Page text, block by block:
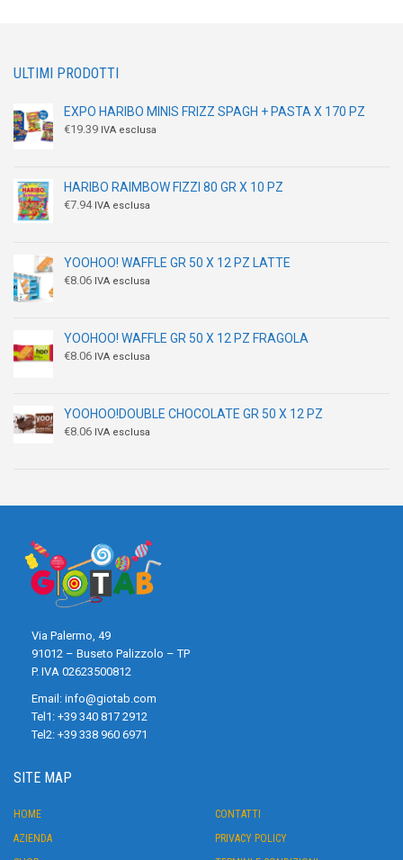
ULTIMI PRODOTTI
EXPO HARIBO MINIS FRIZZ SPAGH + PASTA X 170 PZ
€19.39 IVA esclusa
HARIBO RAIMBOW FIZZI 80 GR X 10 PZ
€7.94 IVA esclusa
YOOHOO! WAFFLE GR 50 X 12 PZ LATTE
€8.06 IVA esclusa
YOOHOO! WAFFLE GR 50 X 12 PZ FRAGOLA
€8.06 IVA esclusa
YOOHOO!DOUBLE CHOCOLATE GR 50 X 12 PZ
€8.06 IVA esclusa
Via Palermo, 49
91012 – Buseto Palizzolo – TP
P. IVA 02623500812
Email: info@giotab.com
Tel1: +39 340 817 2912
Tel2: +39 338 960 6971
SITE MAP
HOME
AZIENDA
CONTATTI
PRIVACY POLICY